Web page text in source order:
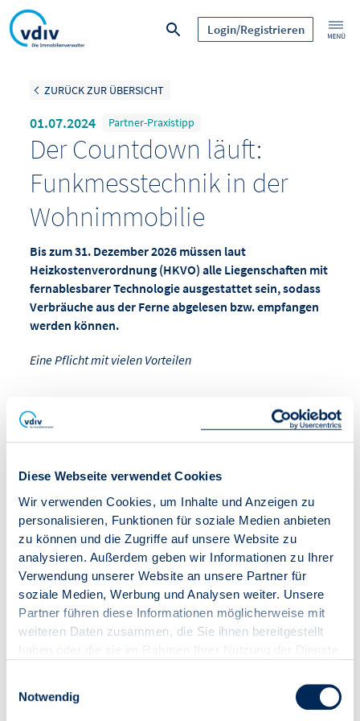
Diese Webseite verwendet Cookies
Wir verwenden Cookies, um Inhalte und Anzeigen zu
personalisieren, Funktionen für soziale Medien anbieten
zu können und die Zugriffe auf unsere Website zu
analysieren. Außerdem geben wir Informationen zu Ihrer
Verwendung unserer Website an unsere Partner für
soziale Medien, Werbung und Analysen weiter. Unsere
Partner führen diese Informationen möglicherweise mit
weiteren Daten zusammen, die Sie ihnen bereitgestellt
Notwendig
Login/Registrieren
ZURÜCK ZUR ÜBERSICHT
01.07.2024 Partner-Praxistipp
Der Countdown läuft:
Funkmesstechnik in der
Wohnimmobilie
Bis zum 31. Dezember 2026 müssen laut
Heizkostenverordnung (HKVO) alle Liegenschaften mit
fernablesbarer Technologie ausgestattet sein, sodass
Verbräuche aus der Ferne abgelesen bzw. empfangen
werden können.
Eine Pflicht mit vielen Vorteilen
bringen zahlreiche Vorteile mit sich, zum Beispiel die
Reduzierung der Aufwände in der
Prozesse und den Wegfall der Vor-Ort-Ablesungen.
Auch die Zwischenablesungen entfallen, da alle Daten
automatisiert übertragen bzw. aus der Ferne abgelesen
werden können. Zudem ermöglicht die Fernablesung
die gesetzlich vorgeschriebene unterjährige
Verbrauchsinformation (UVI) für Heizung und
Warmwasser.
Die unterjährige Verbrauchsinformation (UVI)
Mehrparteienhäusern, in denen bereits fernablesbare
Messtechnik installiert wurde, sind verpflichtet, den